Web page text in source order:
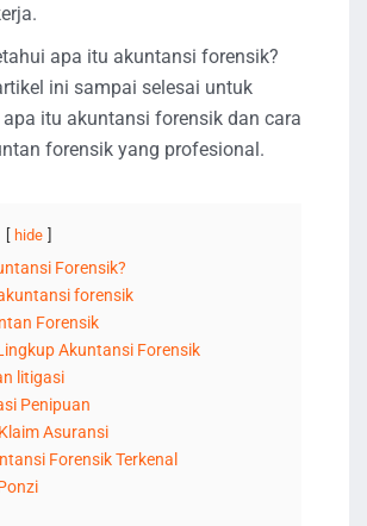
apa itu akuntansi forensik?
ini sampai selesai untuk
itu akuntansi forensik dan cara
forensik yang profesional.
hide
Forensik?
forensik
Forensik
Akuntansi Forensik
litigasi
Penipuan
Asuransi
Forensik Terkenal